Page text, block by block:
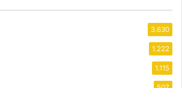
3.630
1.222
1.115